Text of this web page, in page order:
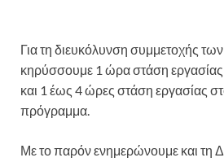
Για τη διευκόλυνση συμμετοχής
κηρύσσουμε 1 ώρα στάση
και 1 έως 4 ώρες στάση εργασίας
πρόγραμμα.
Με το παρόν ενημερώνουμε και τη